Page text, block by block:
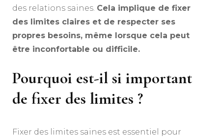
des relations saines. Cela implique de fixer
des limites claires et de respecter ses
propres besoins, même lorsque cela peut
être inconfortable ou difficile.
Pourquoi est-il si important
de fixer des limites ?
Fixer des limites saines est essentiel pour